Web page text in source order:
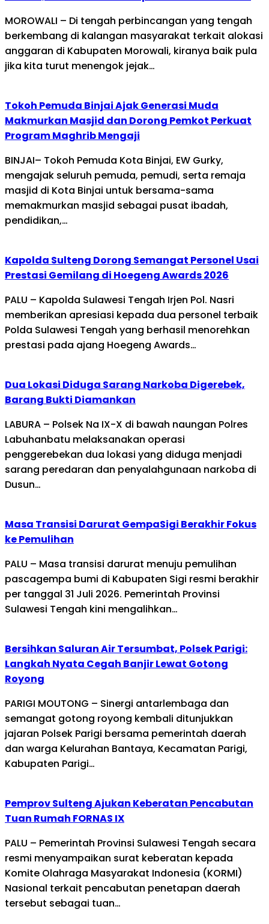
MOROWALI – Di tengah perbincangan yang tengah
berkembang di kalangan masyarakat terkait alokasi
anggaran di Kabupaten Morowali, kiranya baik pula
jika kita turut menengok jejak…
Tokoh Pemuda Binjai Ajak Generasi Muda
Makmurkan Masjid dan Dorong Pemkot Perkuat
Program Maghrib Mengaji
BINJAI– Tokoh Pemuda Kota Binjai, EW Gurky,
mengajak seluruh pemuda, pemudi, serta remaja
masjid di Kota Binjai untuk bersama-sama
memakmurkan masjid sebagai pusat ibadah,
pendidikan,…
Kapolda Sulteng Dorong Semangat Personel Usai
Prestasi Gemilang di Hoegeng Awards 2026
PALU – Kapolda Sulawesi Tengah Irjen Pol. Nasri
memberikan apresiasi kepada dua personel terbaik
Polda Sulawesi Tengah yang berhasil menorehkan
prestasi pada ajang Hoegeng Awards…
Dua Lokasi Diduga Sarang Narkoba Digerebek,
Barang Bukti Diamankan
LABURA – Polsek Na IX-X di bawah naungan Polres
Labuhanbatu melaksanakan operasi
penggerebekan dua lokasi yang diduga menjadi
sarang peredaran dan penyalahgunaan narkoba di
Dusun…
Masa Transisi Darurat GempaSigi Berakhir Fokus
ke Pemulihan
PALU – Masa transisi darurat menuju pemulihan
pascagempa bumi di Kabupaten Sigi resmi berakhir
per tanggal 31 Juli 2026. Pemerintah Provinsi
Sulawesi Tengah kini mengalihkan…
Bersihkan Saluran Air Tersumbat, Polsek Parigi:
Langkah Nyata Cegah Banjir Lewat Gotong
Royong
PARIGI MOUTONG – Sinergi antarlembaga dan
semangat gotong royong kembali ditunjukkan
jajaran Polsek Parigi bersama pemerintah daerah
dan warga Kelurahan Bantaya, Kecamatan Parigi,
Kabupaten Parigi…
Pemprov Sulteng Ajukan Keberatan Pencabutan
Tuan Rumah FORNAS IX
PALU – Pemerintah Provinsi Sulawesi Tengah secara
resmi menyampaikan surat keberatan kepada
Komite Olahraga Masyarakat Indonesia (KORMI)
Nasional terkait pencabutan penetapan daerah
tersebut sebagai tuan…